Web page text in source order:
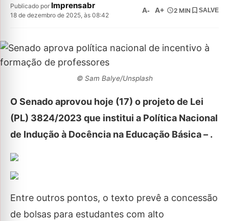
Publicado por Imprensabr
18 de dezembro de 2025, às 08:42
A- A+ 2 MIN SALVE
© Sam Balye/Unsplash
O Senado aprovou hoje (17) o projeto de Lei
(PL) 3824/2023 que institui a Política Nacional
de Indução à Docência na Educação Básica – .
Entre outros pontos, o texto prevê a concessão
de bolsas para estudantes com alto